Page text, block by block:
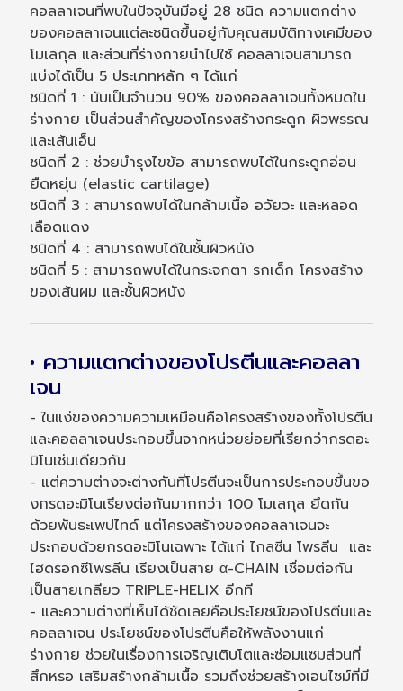
คอลลาเจนที่พบในปัจจุบันมีอยู่ 28 ชนิด ความแตกต่าง
ของคอลลาเจนแต่ละชนิดขึ้นอยู่กับคุณสมบัติทางเคมีของ
โมเลกุล และส่วนที่ร่างกายนำไปใช้ คอลลาเจนสามารถ
แบ่งได้เป็น 5 ประเภทหลัก ๆ ได้แก่
ชนิดที่ 1 : นับเป็นจำนวน 90% ของคอลลาเจนทั้งหมดใน
ร่างกาย เป็นส่วนสำคัญของโครงสร้างกระดูก ผิวพรรณ
และเส้นเอ็น
ชนิดที่ 2 : ช่วยบำรุงไขข้อ สามารถพบได้ในกระดูกอ่อน
ยืดหยุ่น (elastic cartilage)
ชนิดที่ 3 : สามารถพบได้ในกล้ามเนื้อ อวัยวะ และหลอด
เลือดแดง
ชนิดที่ 4 : สามารถพบได้ในชั้นผิวหนัง
ชนิดที่ 5 : สามารถพบได้ในกระจกตา รกเด็ก โครงสร้าง
ของเส้นผม และชั้นผิวหนัง
• ความแตกต่างของโปรตีนและคอลลา
เจน
- ในแง่ของความความเหมือนคือโครงสร้างของทั้งโปรตีน
และคอลลาเจนประกอบขึ้นจากหน่วยย่อยที่เรียกว่ากรดอะ
มิโนเช่นเดียวกัน
- แต่ความต่างจะต่างกันที่โปรตีนจะเป็นการประกอบขึ้นขอ
งกรดอะมิโนเรียงต่อกันมากกว่า 100 โมเลกุล ยึดกัน
ด้วยพันธะเพปไทด์ แต่โครงสร้างของคอลลาเจนจะ
ประกอบด้วยกรดอะมิโนเฉพาะ ได้แก่ ไกลซีน โพรลีน และ
ไฮดรอกซีโพรลีน เรียงเป็นสาย α-CHAIN เชื่อมต่อกัน
เป็นสายเกลียว TRIPLE-HELIX อีกที
- และความต่างที่เห็นได้ชัดเลยคือประโยชน์ของโปรตีนและ
คอลลาเจน ประโยชน์ของโปรตีนคือให้พลังงานแก่
ร่างกาย ช่วยในเรื่องการเจริญเติบโตและซ่อมแซมส่วนที่
สึกหรอ เสริมสร้างกล้ามเนื้อ รวมถึงช่วยสร้างเอนไซม์ที่มี